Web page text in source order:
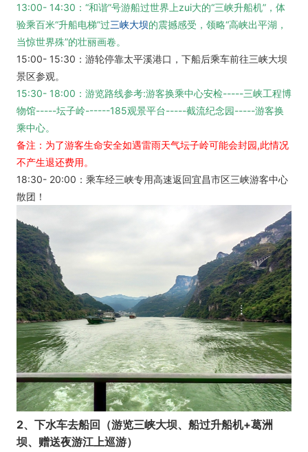
13:00- 14:30：“和谐”号游船过世界上zui大的“三峡升船机”，体
验乘百米“升船电梯”过三峡大坝的震撼感受，领略“高峡出平湖，
当惊世界殊”的壮丽画卷。
15:00- 15:30：游轮停靠太平溪港口，下船后乘车前往三峡大坝
景区参观。
15:30- 18:00：游览路线参考:游客换乘中心安检-----三峡工程博
物馆-----坛子岭------185观景平台-----截流纪念园-----游客换
乘中心。
备注：为了游客生命安全如遇雷雨天气坛子岭可能会封园,此情况
不产生退还费用。
18:30- 20:00：乘车经三峡专用高速返回宜昌市区三峡游客中心
散团！
2、下水车去船回（游览三峡大坝、船过升船机+葛洲
坝、赠送夜游江上巡游）